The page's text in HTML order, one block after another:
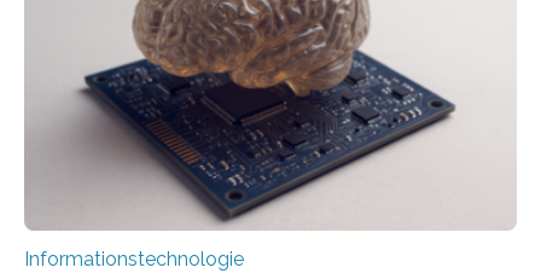
Avatare. Gen-AIvatar entwickelt innovative und
kosteneffiziente Methoden, um lebensechte Avatare zu
erstellen. „Besonders wichtig ist uns eine ganzheitliche
Animation, bei der Stimme, Körperbewegung, Gestik
und Mimik im Einklang sind…
Informationstechnologie